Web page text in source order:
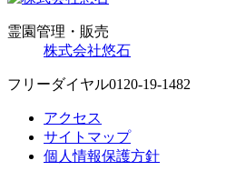
霊園管理・販売
株式会社悠石
フリーダイヤル0120-19-1482
アクセス
サイトマップ
個人情報保護方針